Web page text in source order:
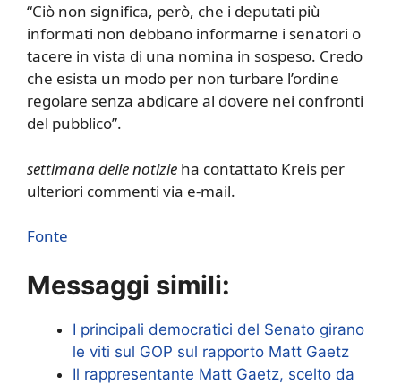
“Ciò non significa, però, che i deputati più
informati non debbano informarne i senatori o
tacere in vista di una nomina in sospeso. Credo
che esista un modo per non turbare l’ordine
regolare senza abdicare al dovere nei confronti
del pubblico”.
settimana delle notizie ha contattato Kreis per
ulteriori commenti via e-mail.
Fonte
Messaggi simili:
I principali democratici del Senato girano
le viti sul GOP sul rapporto Matt Gaetz
Il rappresentante Matt Gaetz, scelto da